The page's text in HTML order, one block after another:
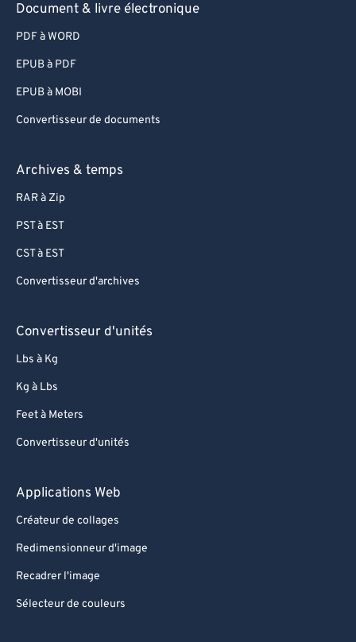
Document & livre électronique
PDF à WORD
EPUB à PDF
EPUB à MOBI
Convertisseur de documents
Archives & temps
RAR à Zip
PST à EST
CST à EST
Convertisseur d'archives
Convertisseur d'unités
Lbs à Kg
Kg à Lbs
Feet à Meters
Convertisseur d'unités
Applications Web
Créateur de collages
Redimensionneur d'image
Recadrer l'image
Sélecteur de couleurs